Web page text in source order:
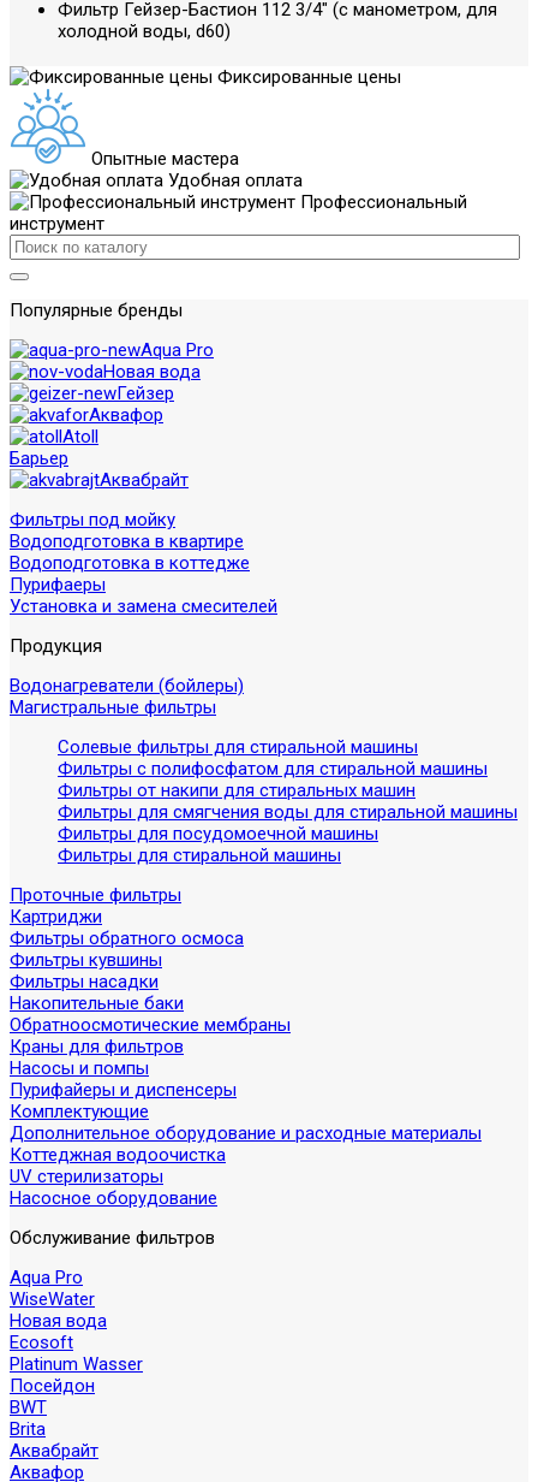
Фильтр Гейзер-Бастион 112 3/4" (с манометром, для
холодной воды, d60)
Фиксированные цены
Опытные мастера
Удобная оплата
Профессиональный
инструмент
Популярные бренды
Aqua Pro
Новая вода
Гейзер
Аквафор
Atoll
Барьер
Аквабрайт
Фильтры под мойку
Водоподготовка в квартире
Водоподготовка в коттедже
Пурифаеры
Установка и замена смесителей
Продукция
Водонагреватели (бойлеры)
Магистральные фильтры
Солевые фильтры для стиральной машины
Фильтры с полифосфатом для стиральной машины
Фильтры от накипи для стиральных машин
Фильтры для смягчения воды для стиральной машины
Фильтры для посудомоечной машины
Фильтры для стиральной машины
Проточные фильтры
Картриджи
Фильтры обратного осмоса
Фильтры кувшины
Фильтры насадки
Накопительные баки
Обратноосмотические мембраны
Краны для фильтров
Насосы и помпы
Пурифайеры и диспенсеры
Комплектующие
Дополнительное оборудование и расходные материалы
Коттеджная водоочистка
UV стерилизаторы
Насосное оборудование
Обслуживание фильтров
Aqua Pro
WiseWater
Новая вода
Ecosoft
Platinum Wasser
Посейдон
BWT
Brita
Аквабрайт
Аквафор